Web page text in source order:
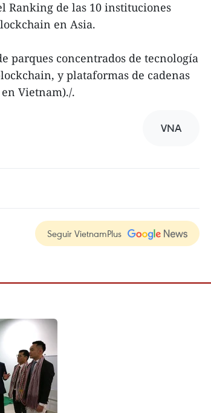
Ranking de las 10 instituciones
en Asia.
parques concentrados de tecnología
y plataformas de cadenas
Vietnam)./.
VNA
Seguir VietnamPlus